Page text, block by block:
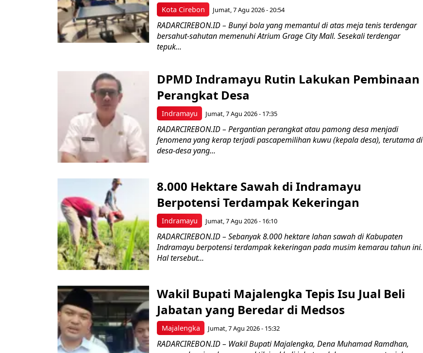
Kota Cirebon Jumat, 7 Agu 2026 - 20:54
RADARCIREBON.ID – Bunyi bola yang memantul di atas meja tenis terdengar
bersahut-sahutan memenuhi Atrium Grage City Mall. Sesekali terdengar
tepuk...
Indramayu
DPMD Indramayu Rutin Lakukan Pembinaan
Perangkat Desa
Jumat, 7 Agu 2026 - 17:35
RADARCIREBON.ID – Pergantian perangkat atau pamong desa menjadi
fenomena yang kerap terjadi pascapemilihan kuwu (kepala desa), terutama di
desa-desa yang...
Indramayu
8.000 Hektare Sawah di Indramayu
Berpotensi Terdampak Kekeringan
Jumat, 7 Agu 2026 - 16:10
RADARCIREBON.ID – Sebanyak 8.000 hektare lahan sawah di Kabupaten
Indramayu berpotensi terdampak kekeringan pada musim kemarau tahun ini.
Hal tersebut...
Majalengka
Wakil Bupati Majalengka Tepis Isu Jual Beli
Jabatan yang Beredar di Medsos
Jumat, 7 Agu 2026 - 15:32
RADARCIREBON.ID – Wakil Bupati Majalengka, Dena Muhamad Ramdhan,